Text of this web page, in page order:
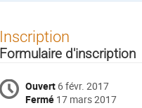
Inscription
Formulaire d'inscription
Ouvert 6 févr. 2017
Fermé 17 mars 2017